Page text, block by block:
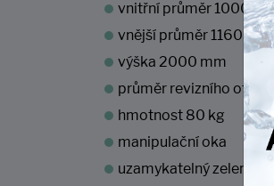
vnitřní průměr 1000
vnější průměr 1160 mm
výška 2000 mm
průměr revizního
hmotnost 80 kg
manipulační oka
uzamykatelný zelený